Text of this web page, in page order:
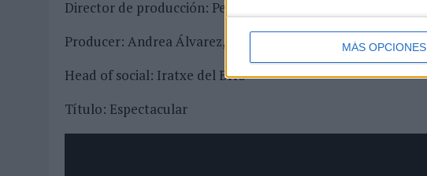
MÁS OPCIONES
Director de producción: Pedro Alarcón
Producer: Andrea Álvarez, Andreas López & Laura Martín
Head of social: Iratxe del Brío
Título: Espectacular